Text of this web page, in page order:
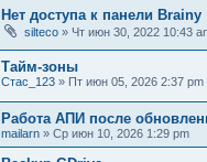
Нет доступа к панели Brainy
silteco » Чт июн 30, 2022 10:43
Тайм-зоны
Стас_123 » Пт июн 05, 2026 2:37 pm
Работа АПИ после
mailarn » Ср июн 10, 2026 1:29 pm